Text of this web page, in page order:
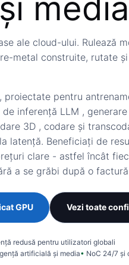
ale cloud-ului. Rulează
metal construite, rutate
proiectate pentru
de inferență LLM ,
3D , codare și
latență. Beneficiați de
clare - astfel încât
a se grăbi după o
GPU Vezi toate
redusă pentru utilizatori globali
artificială și media
NoC 24/7 și